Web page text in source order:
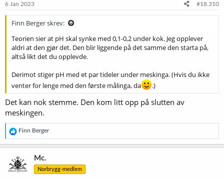
6 Jan 2023 #18.310
Finn Berger skrev:
Teorien sier at pH skal synke med 0,1-0,2 under kok. Jeg opplever
aldri at den gjør det. Den blir liggende på det samme den starta på,
altså likt det du opplevde.
Derimot stiger pH med et par tideler under meskinga. (Hvis du ikke
venter for lenge med den første målinga, da
.)
Det kan nok stemme. Den kom litt opp på slutten av
meskingen.
R
e
a
s
j
Finn Berger
Mc.
Norbrygg-medlem